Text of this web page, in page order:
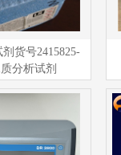
货号2415825-
分析试剂